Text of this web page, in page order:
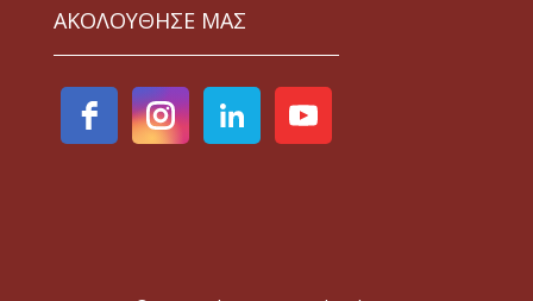
ΑΚΟΛΟΥΘΗΣΕ ΜΑΣ